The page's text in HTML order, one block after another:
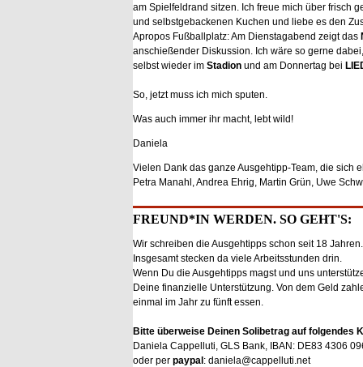
am Spielfeldrand sitzen. Ich freue mich über frisch
und selbstgebackenen Kuchen und liebe es den
Apropos Fußballplatz: Am Dienstagabend zeigt das
anschießender Diskussion. Ich wäre so gerne
selbst wieder im Stadion und am Donnertag bei
So, jetzt muss ich mich sputen.
Was auch immer ihr macht, lebt wild!
Daniela
Vielen Dank das ganze Ausgehtipp-Team, die sich
Petra Manahl, Andrea Ehrig, Martin Grün, Uwe
FREUND*IN WERDEN. SO GEHT'S:
Wir schreiben die Ausgehtipps schon seit 18
Insgesamt stecken da viele Arbeitsstunden drin.
Wenn Du die Ausgehtipps magst und uns
Deine finanzielle Unterstützung. Von dem Geld
einmal im Jahr zu fünft essen.
Bitte überweise Deinen Solibetrag auf folgendes
Daniela Cappelluti, GLS Bank, IBAN: DE83 4306
oder per paypal : daniela@cappelluti.net